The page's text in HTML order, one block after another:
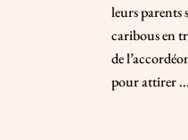
leurs parents
caribous en
de
pour attirer ...